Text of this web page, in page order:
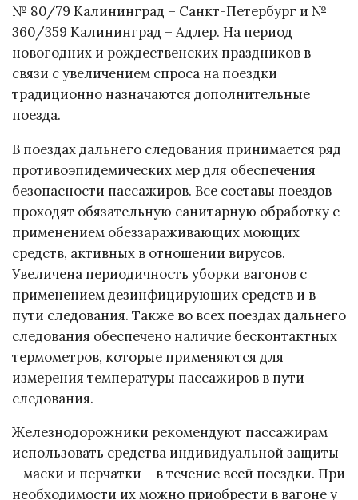
№ 80/79 Калининград – Санкт-Петербург и №
360/359 Калининград – Адлер. На период
новогодних и рождественских праздников в
связи с увеличением спроса на поездки
традиционно назначаются дополнительные
поезда.
В поездах дальнего следования принимается ряд
противоэпидемических мер для обеспечения
безопасности пассажиров. Все составы поездов
проходят обязательную санитарную обработку с
применением обеззараживающих моющих
средств, активных в отношении вирусов.
Увеличена периодичность уборки вагонов с
применением дезинфицирующих средств и в
пути следования. Также во всех поездах дальнего
следования обеспечено наличие бесконтактных
термометров, которые применяются для
измерения температуры пассажиров в пути
следования.
Железнодорожники рекомендуют пассажирам
использовать средства индивидуальной защиты
– маски и перчатки – в течение всей поездки. При
необходимости их можно приобрести в вагоне у